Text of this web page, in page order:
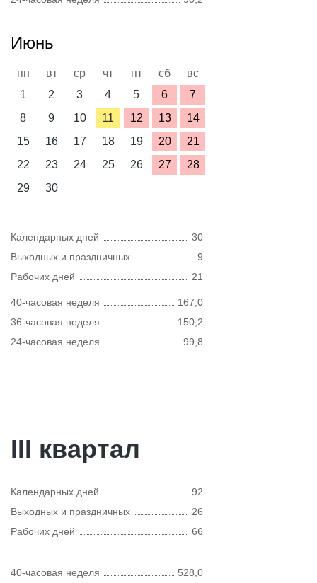
Июнь
пн вт ср чт пт сб
вс
1
2 3 4 5 6
7
8
9 10 11 12 13
14
15
16 17 18 19 20
21
22
23 24 25 26 27
28
29
30
Календарных дней
30
Выходных и праздничных
9
Рабочих дней
21
40-часовая неделя
167,0
36-часовая неделя
150,2
24-часовая неделя
99,8
III квартал
Календарных дней
92
Выходных и праздничных
26
Рабочих дней
66
40-часовая неделя 528,0